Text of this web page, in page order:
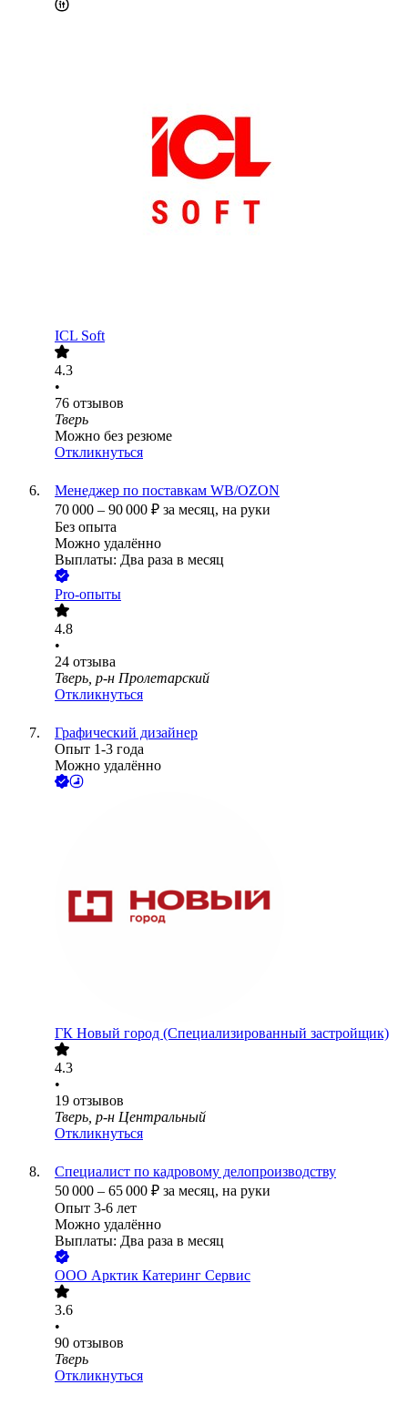
ICL Soft
4.3
•
76 отзывов
Тверь
Можно без резюме
Откликнуться
Менеджер по поставкам WB/OZON
70 000 – 90 000 ₽ за месяц, на руки
Без опыта
Можно удалённо
Выплаты: Два раза в месяц
Pro-опыты
4.8
•
24 отзыва
Тверь, р-н Пролетарский
Откликнуться
Графический дизайнер
Опыт 1-3 года
Можно удалённо
ГК Новый город (Специализированный застройщик)
4.3
•
19 отзывов
Тверь, р-н Центральный
Откликнуться
Специалист по кадровому делопроизводству
50 000 – 65 000 ₽ за месяц, на руки
Опыт 3-6 лет
Можно удалённо
Выплаты: Два раза в месяц
ООО Арктик Катеринг Сервис
3.6
•
90 отзывов
Тверь
Откликнуться